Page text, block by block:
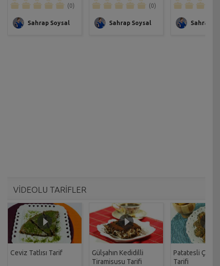
(0)
Sahrap Soysal
(0)
Sahrap Soysal Sahrap
VİDEOLU TARİFLER
Ceviz Tatlısı Tarif
Gülşahın Kedidilli
Tiramisusu Tarifi
Patatesli Çıtır
Tarifi